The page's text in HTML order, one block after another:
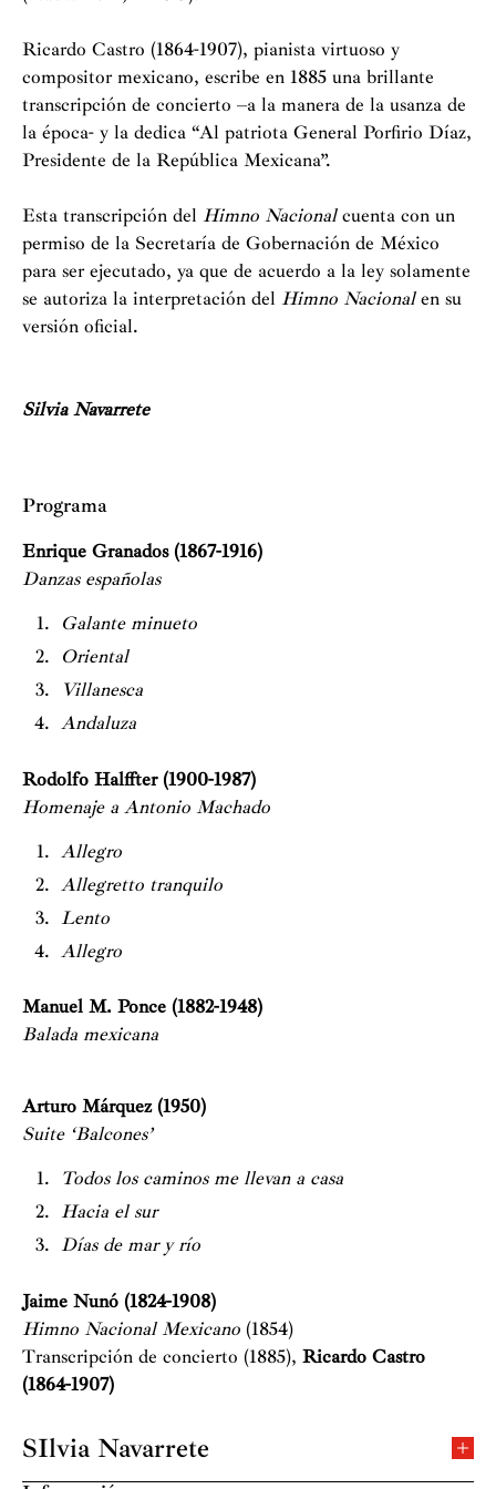
Ricardo Castro (1864-1907), pianista virtuoso y
compositor mexicano, escribe en 1885 una brillante
transcripción de concierto –a la manera de la usanza de
la época- y la dedica “Al patriota General Porfirio Díaz,
Presidente de la República Mexicana”.
Esta transcripción del Himno Nacionalcuenta con un
permiso de la Secretaría de Gobernación de México
para ser ejecutado, ya que de acuerdo a la ley solamente
se autoriza la interpretación del Himno Nacionalen su
versión oficial.
Silvia Navarrete
Programa
Enrique Granados (1867-1916)
Danzas españolas
Galante minueto
Oriental
Villanesca
Andaluza
Rodolfo Halffter (1900-1987)
Homenaje a Antonio Machado
Allegro
Allegretto tranquilo
Lento
Allegro
Manuel M. Ponce (1882-1948)
Balada mexicana
Arturo Márquez (1950)
Suite ‘Balcones’
Todos los caminos me llevan a casa
Hacia el sur
Días de mar y río
Jaime Nunó (1824-1908)
Himno Nacional Mexicano (1854)
Transcripción de concierto (1885), Ricardo Castro
(1864-1907)
SIlvia Navarrete